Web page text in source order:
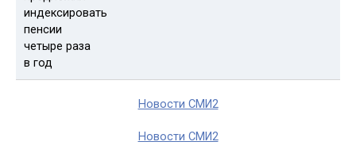
Новости СМИ2
Новости СМИ2